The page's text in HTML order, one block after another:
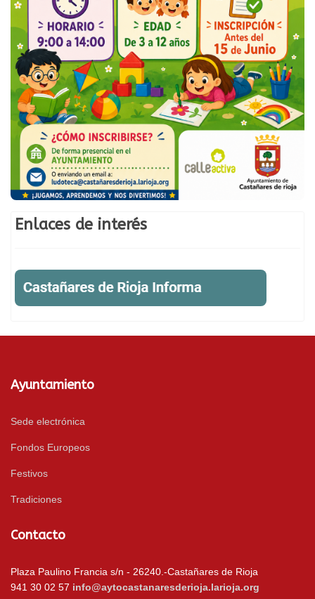
Enlaces de interés
Ayuntamiento
Sede electrónica
Fondos Europeos
Festivos
Tradiciones
Contacto
Plaza Paulino Francia s/n - 26240.-Castañares de Rioja
941 30 02 57 info@aytocastanaresderioja.larioja.org